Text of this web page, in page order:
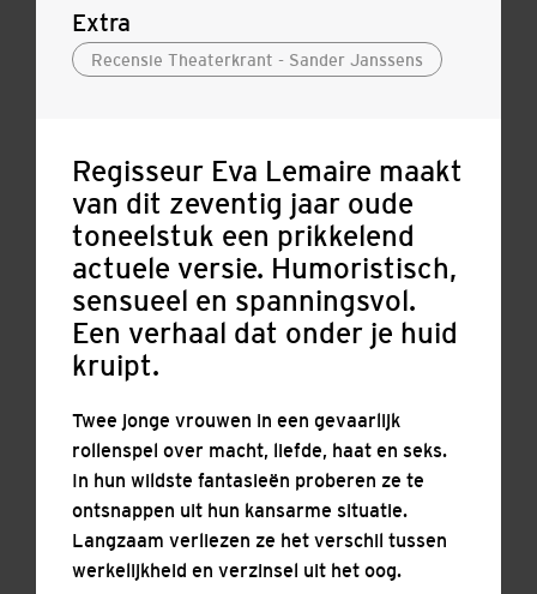
Regisseur Eva Lemaire maakt
van dit zeventig jaar oude
toneelstuk een prikkelend
actuele versie. Humoristisch,
sensueel en spanningsvol.
Een verhaal dat onder je huid
kruipt.
Twee jonge vrouwen in een gevaarlijk
rollenspel over macht, liefde, haat en seks.
In hun wildste fantasieën proberen ze te
ontsnappen uit hun kansarme situatie.
Langzaam verliezen ze het verschil tussen
werkelijkheid en verzinsel uit het oog.
Extra
Recensie Theaterkrant - Sander Janssens